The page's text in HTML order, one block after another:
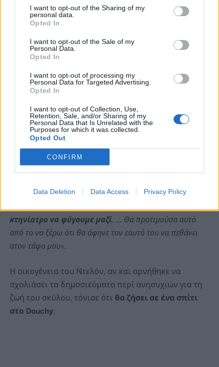
I want to opt-out of the Sharing of my
personal data.
Opted In
I want to opt-out of the Sale of my
Personal Data.
Opted In
I want to opt-out of processing my
Personal Data for Targeted Advertising.
Opted In
I want to opt-out of Collection, Use,
Retention, Sale, and/or Sharing of my
Personal Data that Is Unrelated with the
Purposes for which it was collected.
Opted Out
CONFIRM
Data Deletion Data Access Privacy Policy
Όσον αφορά στον σκύλο του
τσοπανόσκυλο Λούμπο, με το οποίο ο ηθοποιός είχε
δηλώσει ότι ήθελε να ταφεί, θα συνεχίσει κανονικά
Γαλλία.
Σε συνέντευξή του το 2018 στο Paris Match είχε
δηλώσει ο ηθοποιός ότι ήθελε να ταφεί μαζί του ο
Λούμπο, ένας Βέλγος Μαλινουά που υιοθέτησε το
ιδιαίτερη σχέση με αυτό», είπε στο περιοδικό. «
κτηνίατρο να φύγουμε μαζί. … Θα προτιμούσα αυτό
από το να ξέρω ότι θα άφηνε τον εαυτό του να πεθάνει
στον τάφο μου».
Η οικογένεια του Ντελόν, αν και αρνήθηκε να
σχολιάσει τα δημοσιεύματα περί ανησυχιών για τη
ζωή του σκύλου, τόνισε ότι θα ζήσει σε ένα σπίτι
στο Douchy.